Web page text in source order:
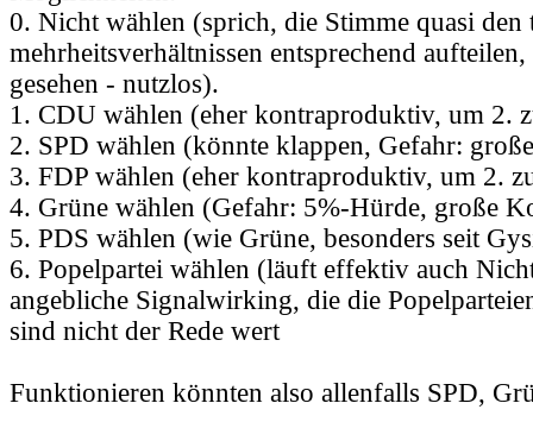
0. Nicht wählen (sprich, die Stimme quasi den
mehrheitsverhältnissen entsprechend
gesehen - nutzlos).
1. CDU wählen (eher kontraproduktiv, um 2.
2. SPD wählen (könnte klappen, Gefahr:
3. FDP wählen (eher kontraproduktiv, um 2.
4. Grüne wählen (Gefahr: 5%-Hürde, große
5. PDS wählen (wie Grüne, besonders seit
6. Popelpartei wählen (läuft effektiv auch
angebliche Signalwirking, die die
sind nicht der Rede wert
Funktionieren könnten also allenfalls SPD,